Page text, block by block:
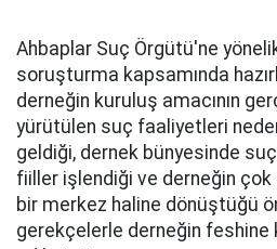
Ahbaplar Suç Örgütü'ne
soruşturma kapsamında
derneğin kuruluş amacının
yürütülen suç faaliyetleri
geldiği, dernek bünyesinde
fiiller işlendiği ve derneğin çok
bir merkez haline dönüştüğü
gerekçelerle derneğin